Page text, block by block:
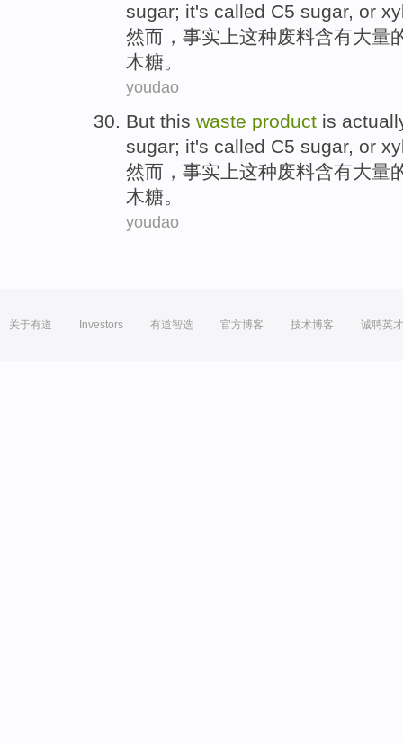
sugar; it's called C5 sugar, or
然而 ， 事实上这种废料含有大量
木糖。
youdao
But this waste product is
sugar; it's called C5 sugar, or
然而 ， 事实上这种废料含有大量
木糖。
youdao
关于有道 Investors 有道智选 官方博客 技术博客 诚聘英才